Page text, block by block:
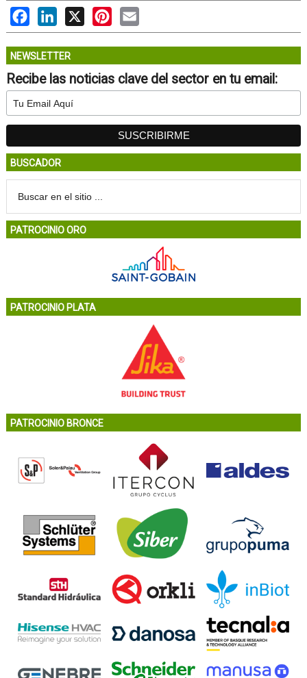
FacebookLinkedIn Pinterest
NEWSLETTER
Recibe las noticias clave del sector en tu email:
BUSCADOR
PATROCINIO ORO
PATROCINIO PLATA
PATROCINIO BRONCE